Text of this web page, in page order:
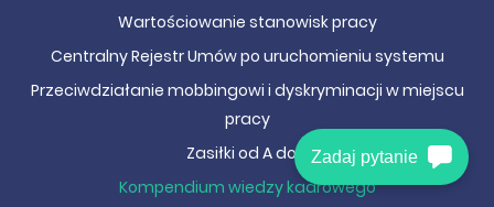
Zadaj pytanie
Jak nowelizacja Kodeksu Pracy
wpłynęła na działy kadrowe?
Szkolenie kadrowe odpowie na to
Wartościowanie stanowisk pracy
Centralny Rejestr Umów po uruchomieniu systemu
Przeciwdziałanie mobbingowi i dyskryminacji w miejscu
pracy
Zasiłki od A do Z
Kompendium wiedzy kadrowego